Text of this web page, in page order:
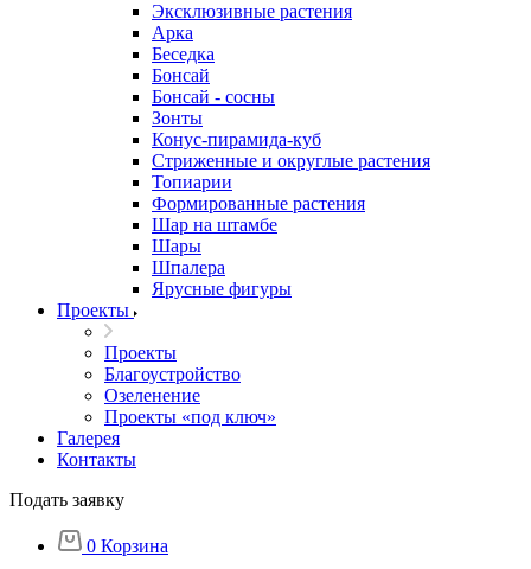
Эксклюзивные растения
Арка
Беседка
Бонсай
Бонсай - сосны
Зонты
Конус-пирамида-куб
Стриженные и округлые растения
Топиарии
Формированные растения
Шар на штамбе
Шары
Шпалера
Ярусные фигуры
Проекты
Проекты
Благоустройство
Озеленение
Проекты «под ключ»
Галерея
Контакты
Подать заявку
0 Корзина